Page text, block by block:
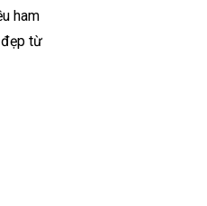
ham
từ